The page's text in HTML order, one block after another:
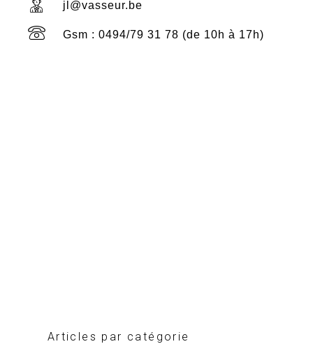
jl@vasseur.be
Gsm : 0494/79 31 78 (de 10h à 17h)
Articles par catégorie